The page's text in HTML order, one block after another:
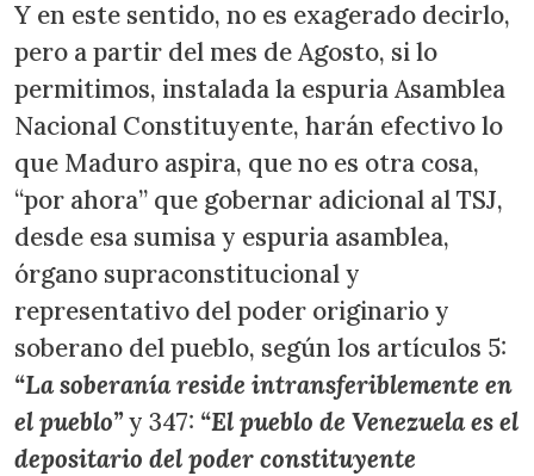
Y en este sentido, no es exagerado decirlo,
pero a partir del mes de Agosto, si lo
permitimos, instalada la espuria Asamblea
Nacional Constituyente, harán efectivo lo
que Maduro aspira, que no es otra cosa,
“por ahora” que gobernar adicional al TSJ,
desde esa sumisa y espuria asamblea,
órgano supraconstitucional y
representativo del poder originario y
soberano del pueblo, según los artículos 5:
“La soberanía reside intransferiblemente en
el pueblo”y 347: “El pueblo de Venezuela es el
depositario del poder constituyente